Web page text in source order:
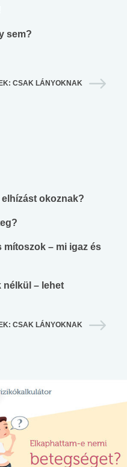
sem?
CSAK LÁNYOKNAK
okoznak?
– mi igaz és
nélkül – lehet
CSAK LÁNYOKNAK